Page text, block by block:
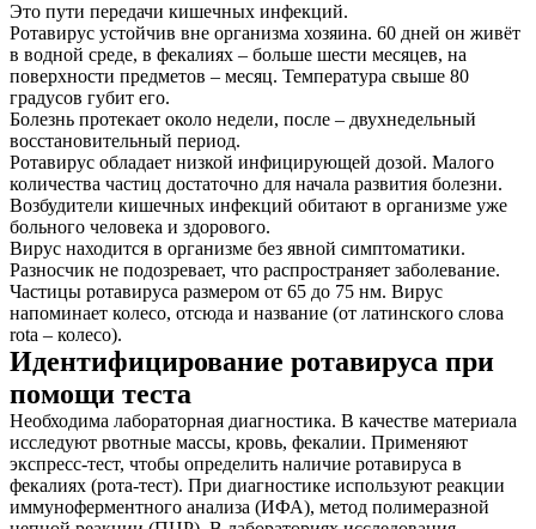
Это пути передачи кишечных инфекций.
Ротавирус устойчив вне организма хозяина. 60 дней он живёт
в водной среде, в фекалиях – больше шести месяцев, на
поверхности предметов – месяц. Температура свыше 80
градусов губит его.
Болезнь протекает около недели, после – двухнедельный
восстановительный период.
Ротавирус обладает низкой инфицирующей дозой. Малого
количества частиц достаточно для начала развития болезни.
Возбудители кишечных инфекций обитают в организме уже
больного человека и здорового.
Вирус находится в организме без явной симптоматики.
Разносчик не подозревает, что распространяет заболевание.
Частицы ротавируса размером от 65 до 75 нм. Вирус
напоминает колесо, отсюда и название (от латинского слова
rota – колесо).
Идентифицирование ротавируса при
помощи теста
Необходима лабораторная диагностика. В качестве материала
исследуют рвотные массы, кровь, фекалии. Применяют
экспресс-тест, чтобы определить наличие ротавируса в
фекалиях (рота-тест). При диагностике используют реакции
иммуноферментного анализа (ИФА), метод полимеразной